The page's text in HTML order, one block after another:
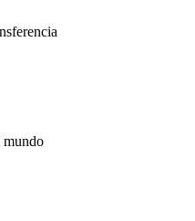
mundo